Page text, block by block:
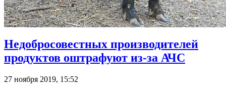
Недобросовестных производителей
продуктов оштрафуют из-за АЧС
27 ноября 2019, 15:52